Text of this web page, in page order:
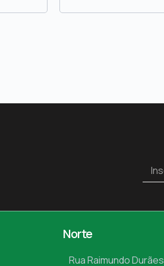
Norte
Rua Raimundo Durães